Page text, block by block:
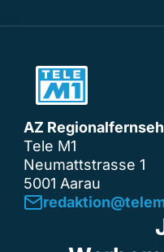
AZ
Tele M1
Neumattstrasse 1
5001 Aarau